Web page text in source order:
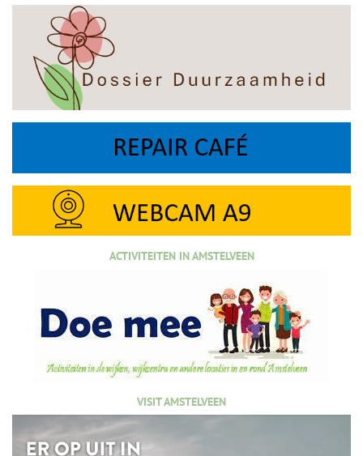
ACTIVITEITEN IN AMSTELVEEN
VISIT AMSTELVEEN